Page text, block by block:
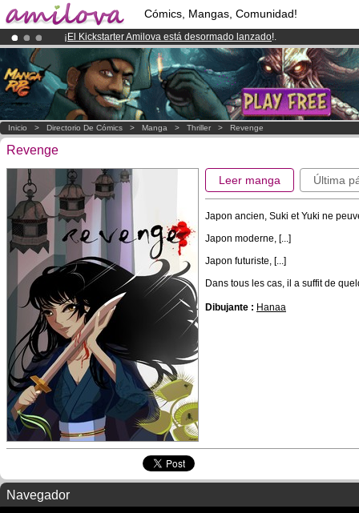
Cómics, Mangas, Comunidad!
¡ El Kickstarter Amilova está desormado lanzado!.
¡Conviertete en Premium por3.95 eurosal mes!Hazte Premium ya
¡Ya tenemos 100000miembrosy 1000 Cómics y Mangas!.
Inicio > Directorio De Cómics > Manga > Thriller > Revenge
Revenge
Leer manga Última
Japon ancien, Suki et Yuki ne
Japon moderne, [...]
Japon futuriste, [...]
Dans tous les cas, il a suffit de
Dibujante : Hanaa
Navegador